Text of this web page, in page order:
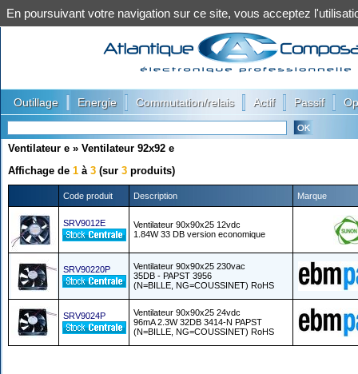
Outillage Energie Commutation/relais Actif Passif
Ventilateur e » Ventilateur 92x92 e
Affichage de 1 à 3 (sur 3 produits)
Code produit Description Marque
SRV9012E
Ventilateur 90x90x25 12vdc
1.84W 33 DB version economique
SRV90220P
Ventilateur 90x90x25 230vac
35DB - PAPST 3956
(N=BILLE, NG=COUSSINET) RoHS
SRV9024P
Ventilateur 90x90x25 24vdc
96mA 2.3W 32DB 3414-N PAPST
(N=BILLE, NG=COUSSINET) RoHS
En poursuivant votre navigation sur ce site, vous acceptez